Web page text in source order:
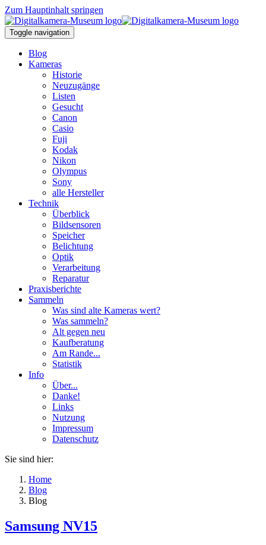
Zum Hauptinhalt springen
Toggle navigation
Blog
Kameras
Historie
Neuzugänge
Listen
Gesucht
Canon
Casio
Fuji
Kodak
Nikon
Olympus
Sony
alle Hersteller
Technik
Überblick
Bildsensoren
Speicher
Belichtung
Optik
Verarbeitung
Reparatur
Praxisberichte
Sammeln
Was sind alte Kameras wert?
Was sammeln?
Alt gegen neu
Kaufberatung
Am Rande...
Statistik
Info
Über...
Danke!
Links
Nutzung
Impressum
Datenschutz
Sie sind hier:
Home
Blog
Blog
Samsung NV15